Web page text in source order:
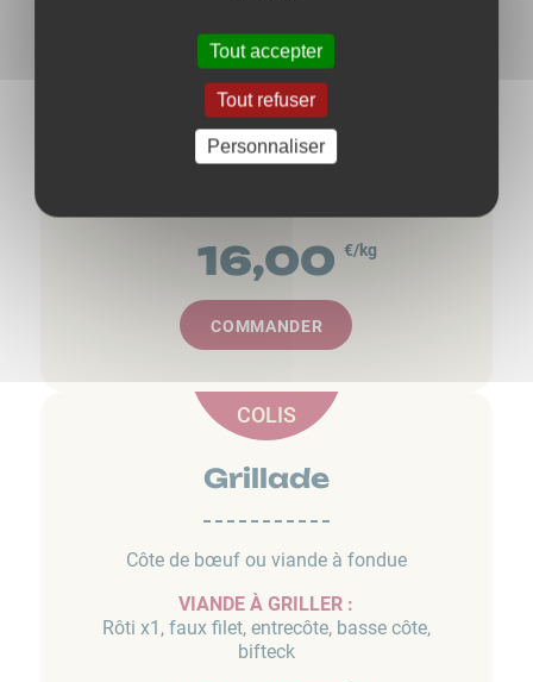
Bourguignon x1 ou 2x
VIANDE À GRILLER :
Rôti x1, faux-filet, entrecôte, basse côte,
bifteck
16,00 €/kg
COMMANDER
COLIS
Grillade
Côte de bœuf ou viande à fondue
VIANDE À GRILLER :
Rôti x1, faux filet, entrecôte, basse côte,
bifteck
Tout accepter
Tout refuser
Personnaliser